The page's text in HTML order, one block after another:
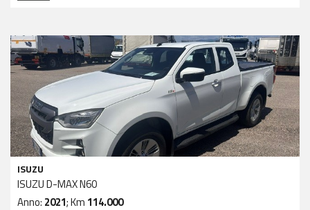
ISUZU
ISUZU D-MAX N60
Anno: 2021; Km 114.000